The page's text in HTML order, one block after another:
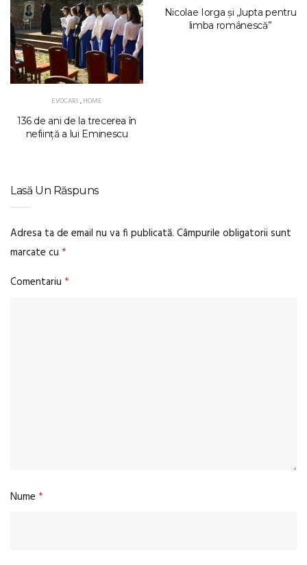
EVOCARI ,HOME
136 de ani de la trecerea în
neființă a lui Eminescu
Nicolae Iorga și „lupta pentru
limba românescă”
Lasă Un Răspuns
Adresa ta de email nu va fi publicată. Câmpurile obligatorii sunt
marcate cu *
Comentariu *
Nume *